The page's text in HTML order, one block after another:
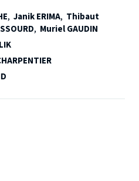
d'autres cours - et d'autres
se présentent : Kevin, un
mutique, qui
son ami. Richard, secondé
- accessoirement son ex-
, Janik ERIMA, Thibaut
, Muriel GAUDIN